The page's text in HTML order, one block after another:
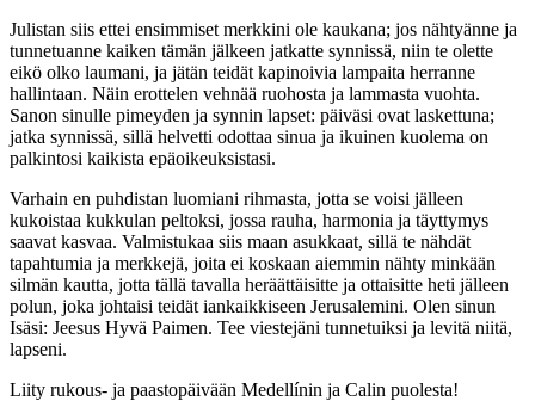
Julistan siis ettei ensimmiset merkkini ole kaukana; jos nähtyänne ja
tunnetuanne kaiken tämän jälkeen jatkatte synnissä, niin te olette
eikö olko laumani, ja jätän teidät kapinoivia lampaita herranne
hallintaan. Näin erottelen vehnää ruohosta ja lammasta vuohta.
Sanon sinulle pimeyden ja synnin lapset: päiväsi ovat laskettuna;
jatka synnissä, sillä helvetti odottaa sinua ja ikuinen kuolema on
palkintosi kaikista epäoikeuksistasi.
Varhain en puhdistan luomiani rihmasta, jotta se voisi jälleen
kukoistaa kukkulan peltoksi, jossa rauha, harmonia ja täyttymys
saavat kasvaa. Valmistukaa siis maan asukkaat, sillä te nähdät
tapahtumia ja merkkejä, joita ei koskaan aiemmin nähty minkään
silmän kautta, jotta tällä tavalla heräättäisitte ja ottaisitte heti jälleen
polun, joka johtaisi teidät iankaikkiseen Jerusalemini. Olen sinun
Isäsi: Jeesus Hyvä Paimen. Tee viestejäni tunnetuiksi ja levitä niitä,
lapseni.
Liity rukous- ja paastopäivään Medellínin ja Calin puolesta!